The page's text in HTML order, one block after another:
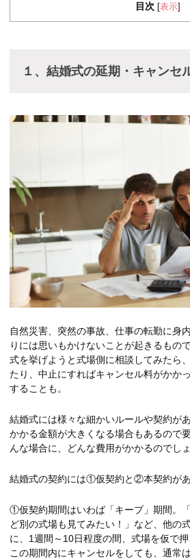
目次 表示
１、結婚式の延期・キャンセ
自然災害、突然の事故、仕事の転勤に身
りには思いもかけないことが起きるもの
式を挙げようと式場側に相談してみたら
たり、中止にすればキャンセル料がかか
することも。
結婚式には様々な細かいルールや契約が
かかる金額が大きくなる場合もあるので
んな場合に、どんな費用がかかるのでし
結婚式の契約には①仮契約と②本契約があ
①仮契約期間はいわば「キープ」期間。
ど別の式場も見てみたい！」など、他の
に、1週間～10日程度の間、式場を仮で押
この期間内にキャンセルをしても、通常